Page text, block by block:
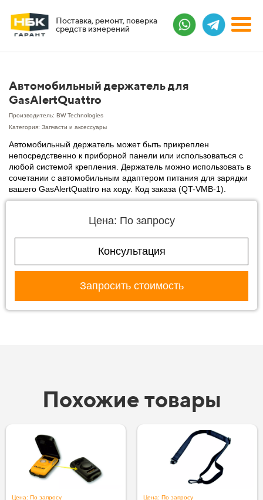
Поставка, ремонт, поверка
средств измерений
Автомобильный держатель для
GasAlertQuattro
Производитель: BW Technologies
Категория: Запчасти и аксессуары
Автомобильный держатель может быть прикреплен
непосредственно к приборной панели или использоваться с
любой системой крепления. Держатель можно использовать в
сочетании с автомобильным адаптером питания для зарядки
вашего GasAlertQuattro на ходу. Код заказа (QT-VMB-1).
Цена: По запросу
Консультация
Запросить стоимость
Похожие товары
Цена: По запросу Цена: По запросу